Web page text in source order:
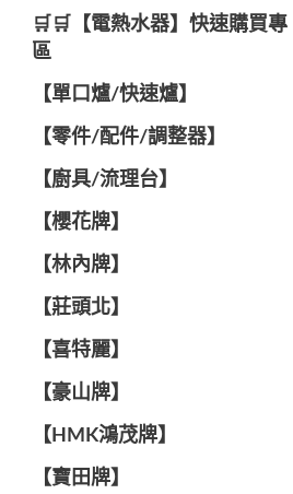
🛒🛒【電熱水器】快速購買專
區
【單口爐/快速爐】
【零件/配件/調整器】
【廚具/流理台】
【櫻花牌】
【林內牌】
【莊頭北】
【喜特麗】
【豪山牌】
【HMK鴻茂牌】
【寶田牌】